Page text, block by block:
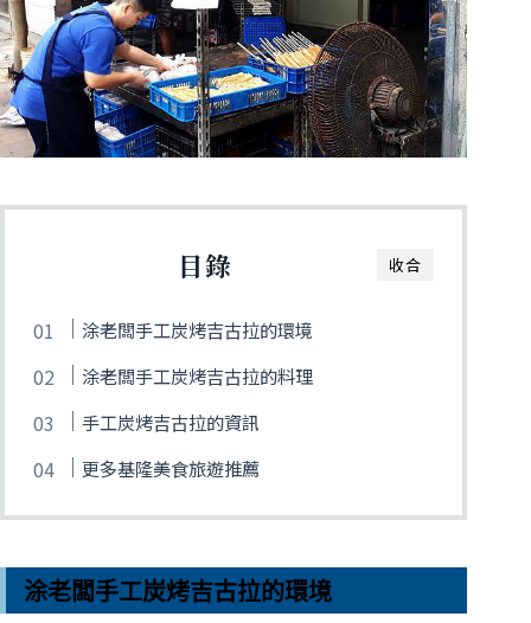
收合
目錄
涂老闆手工炭烤吉古拉的環境
涂老闆手工炭烤吉古拉的料理
手工炭烤吉古拉的資訊
更多基隆美食旅遊推薦
涂老闆手工炭烤吉古拉的環境